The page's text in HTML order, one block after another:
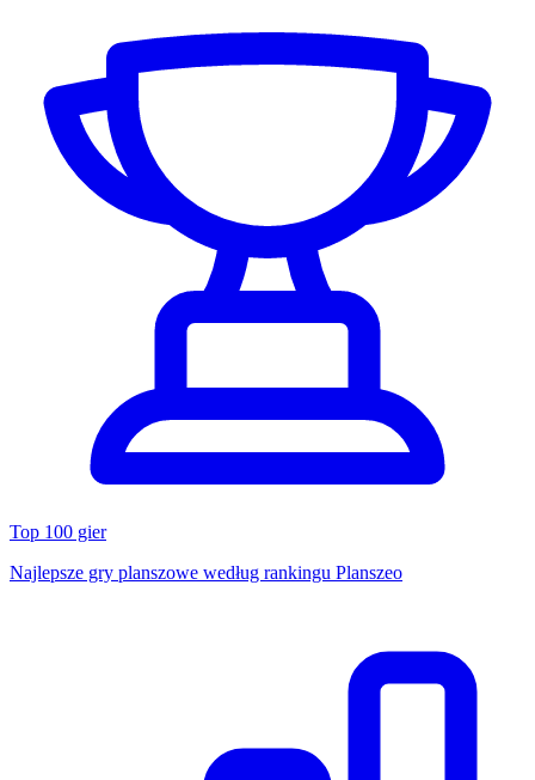
Top 100 gier
Najlepsze gry planszowe według rankingu Planszeo